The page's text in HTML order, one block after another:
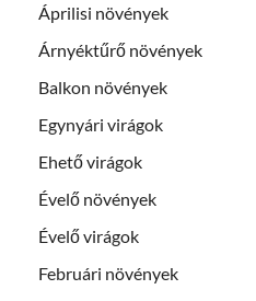
Áprilisi növények
Árnyéktűrő növények
Balkon növények
Egynyári virágok
Ehető virágok
Évelő növények
Évelő virágok
Februári növények